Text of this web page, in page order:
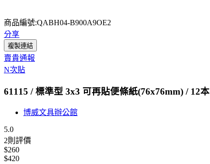
商品編號:QABH04-B900A9OE2
分享
複製連結
賣貴通報
N次貼
61115 / 標準型 3x3 可再貼便條紙(76x76mm) / 12本
博威文具辦公館
5.0
2則評價
$260
$420